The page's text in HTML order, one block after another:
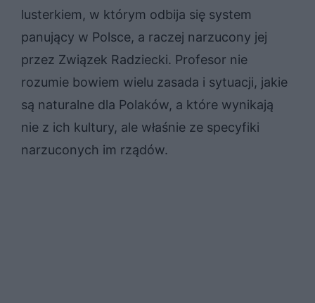
lusterkiem, w którym odbija się system
panujący w Polsce, a raczej narzucony jej
przez Związek Radziecki. Profesor nie
rozumie bowiem wielu zasada i sytuacji, jakie
są naturalne dla Polaków, a które wynikają
nie z ich kultury, ale właśnie ze specyfiki
narzuconych im rządów.